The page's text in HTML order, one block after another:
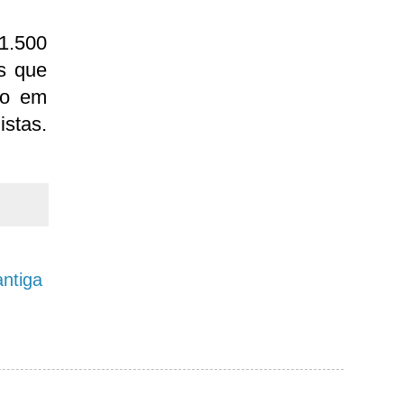
que
em